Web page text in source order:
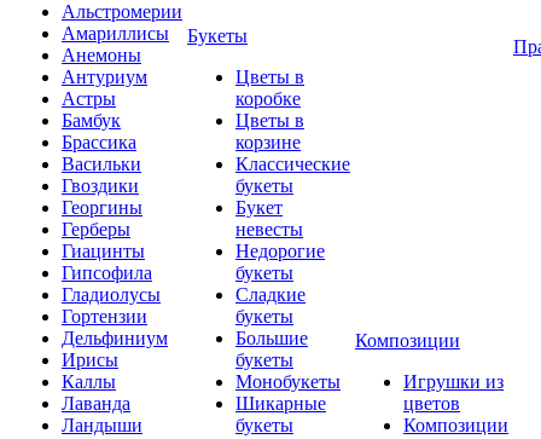
Альстромерии
Амариллисы
Анемоны
Антуриум
Астры
Бамбук
Брассика
Васильки
Гвоздики
Георгины
Герберы
Гиацинты
Гипсофила
Гладиолусы
Гортензии
Дельфиниум
Ирисы
Каллы
Лаванда
Ландыши
Букеты
Цветы в
коробке
Цветы в
корзине
Классические
букеты
Букет
невесты
Недорогие
букеты
Сладкие
букеты
Большие
букеты
Монобукеты
Шикарные
букеты
Композиции
Игрушки из
цветов
Композиции